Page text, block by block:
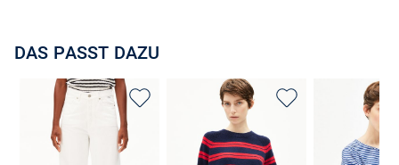
DAS PASST DAZU